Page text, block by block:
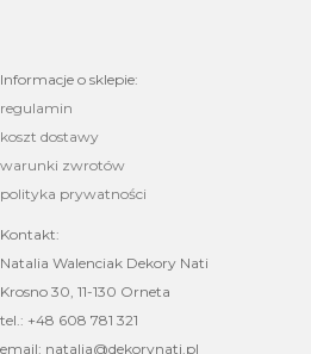
Informacje o sklepie:
regulamin
koszt dostawy
warunki zwrotów
polityka prywatności
Kontakt:
Natalia Walenciak Dekory Nati
Krosno 30, 11-130 Orneta
tel.: +48 608 781 321
email: natalia@dekorynati.pl